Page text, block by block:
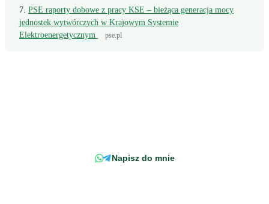
PSE raporty dobowe z pracy KSE – bieżąca generacja mocy
jednostek wytwórczych w Krajowym Systemie
Elektroenergetycznym
pse.pl
Napisz do mnie